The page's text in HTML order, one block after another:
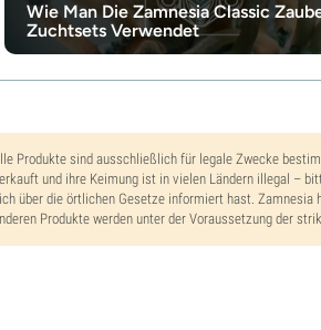
Wie Man Die Zamnesia Classic
Zuchtsets Verwendet
Produkte sind ausschließlich für legale Zwecke
und ihre Keimung ist in vielen Ländern illegal –
über die örtlichen Gesetze informiert hast. Zamnesia
Produkte werden unter der Voraussetzung der